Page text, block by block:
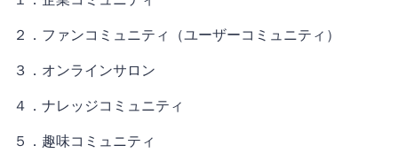
２．ファンコミュニティ（ユーザーコミュニティ）
３．オンラインサロン
４．ナレッジコミュニティ
５．趣味コミュニティ